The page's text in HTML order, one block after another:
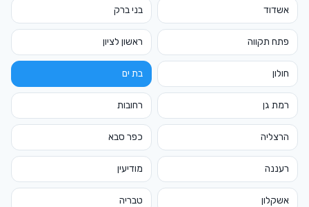
אשדוד בני ברק
פתח תקווה ראשון לציון
חולון בת ים
רמת גן רחובות
הרצליה כפר סבא
רעננה מודיעין
אשקלון טבריה